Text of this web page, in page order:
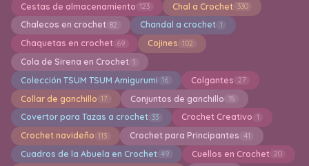
Cestas de almacenamiento 123 Chal a Crochet 330
Chalecos en crochet 82 Chandal a crochet 1
Chaquetas en crochet 69 Cojines 102
Cola de Sirena en Crochet 1
Colección TSUM TSUM Amigurumi 16 Colgantes 27
Collar de ganchillo 17 Conjuntos de ganchillo 15
Covertor para Tazas a crochet 33 Crochet Creativo 1
Crochet navideño 113 Crochet para Principantes 41
Cuadros de la Abuela en Crochet 49 Cuellos en Crochet 20